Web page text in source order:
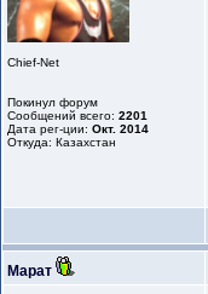
Chief-Net
Покинул форум
Сообщений всего: 2201
Дата рег-ции: Окт. 2014
Откуда: Казахстан
Марат